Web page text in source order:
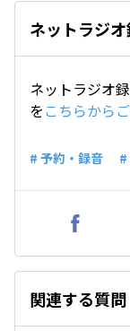
ネットラジ
ネットラジオ
を こちらから
# 予約・録音 #
関連する質問